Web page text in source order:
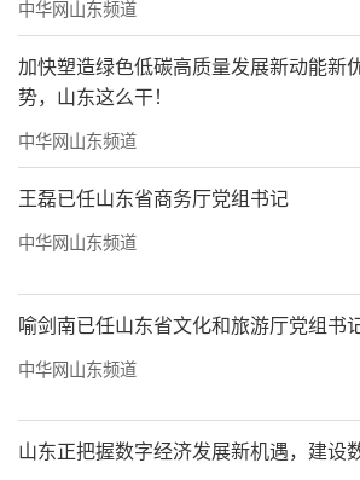
中华网山东频道
加快塑造绿色低碳高质量发展新动能新
势，山东这么干！
中华网山东频道
王磊已任山东省商务厅党组书记
中华网山东频道
喻剑南已任山东省文化和旅游厅党组书
中华网山东频道
山东正把握数字经济发展新机遇，建设